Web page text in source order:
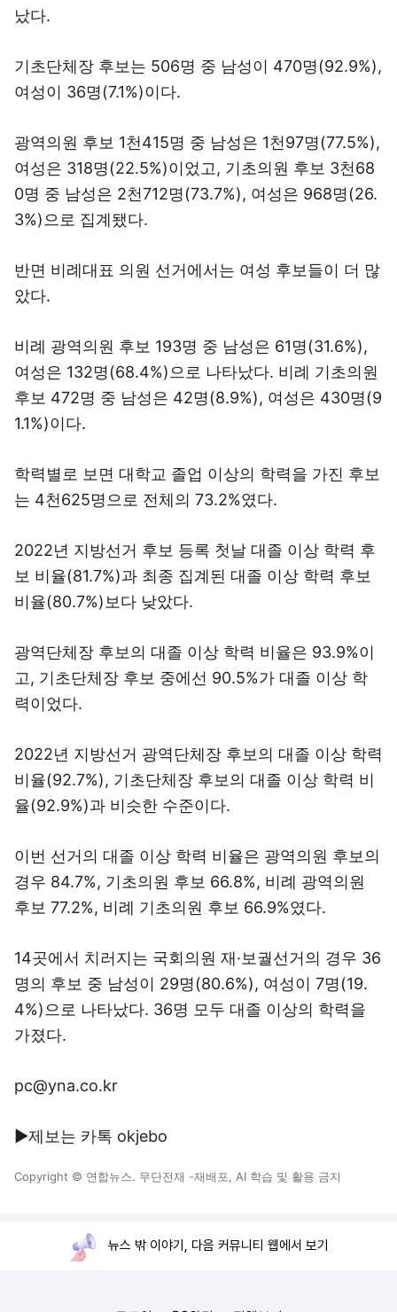
났다.
기초단체장 후보는 506명 중 남성이 470명(92.9%),
여성이 36명(7.1%)이다.
광역의원 후보 1천415명 중 남성은 1천97명(77.5%),
여성은 318명(22.5%)이었고, 기초의원 후보 3천68
0명 중 남성은 2천712명(73.7%), 여성은 968명(26.
3%)으로 집계됐다.
반면 비례대표 의원 선거에서는 여성 후보들이 더 많
았다.
비례 광역의원 후보 193명 중 남성은 61명(31.6%),
여성은 132명(68.4%)으로 나타났다. 비례 기초의원
후보 472명 중 남성은 42명(8.9%), 여성은 430명(9
1.1%)이다.
학력별로 보면 대학교 졸업 이상의 학력을 가진 후보
는 4천625명으로 전체의 73.2%였다.
2022년 지방선거 후보 등록 첫날 대졸 이상 학력 후
보 비율(81.7%)과 최종 집계된 대졸 이상 학력 후보
비율(80.7%)보다 낮았다.
광역단체장 후보의 대졸 이상 학력 비율은 93.9%이
고, 기초단체장 후보 중에선 90.5%가 대졸 이상 학
력이었다.
2022년 지방선거 광역단체장 후보의 대졸 이상 학력
비율(92.7%), 기초단체장 후보의 대졸 이상 학력 비
율(92.9%)과 비슷한 수준이다.
이번 선거의 대졸 이상 학력 비율은 광역의원 후보의
경우 84.7%, 기초의원 후보 66.8%, 비례 광역의원
후보 77.2%, 비례 기초의원 후보 66.9%였다.
14곳에서 치러지는 국회의원 재·보궐선거의 경우 36
명의 후보 중 남성이 29명(80.6%), 여성이 7명(19.
4%)으로 나타났다. 36명 모두 대졸 이상의 학력을
가졌다.
pc@yna.co.kr
▶제보는 카톡 okjebo
Copyright © 연합뉴스. 무단전재 -재배포, AI 학습 및 활용 금지
뉴스 밖 이야기, 다음 커뮤니티 웹에서 보기